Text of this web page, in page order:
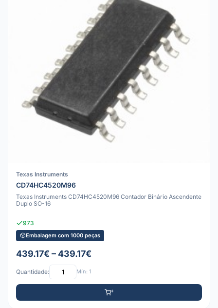
Texas Instruments
CD74HC4520M96
Texas Instruments CD74HC4520M96 Contador Binário Ascendente
Duplo SO-16
973
Embalagem com 1000 peças
439.17€ – 439.17€
Quantidade: Mín: 1